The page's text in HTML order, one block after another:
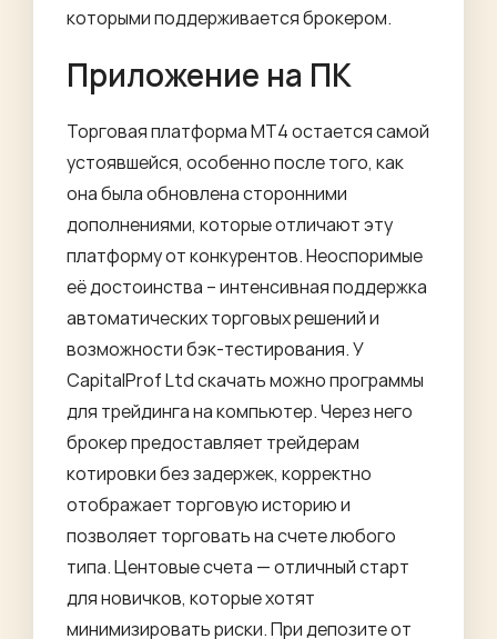
которыми поддерживается брокером.
Приложение на ПК
Торговая платформа MT4 остается самой
устоявшейся, особенно после того, как
она была обновлена сторонними
дополнениями, которые отличают эту
платформу от конкурентов. Неоспоримые
её достоинства – интенсивная поддержка
автоматических торговых решений и
возможности бэк-тестирования. У
CapitalProf Ltd скачать можно программы
для трейдинга на компьютер. Через него
брокер предоставляет трейдерам
котировки без задержек, корректно
отображает торговую историю и
позволяет торговать на счете любого
типа. Центовые счета — отличный старт
для новичков, которые хотят
минимизировать риски. При депозите от